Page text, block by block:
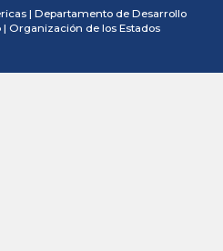
| Departamento de Desarrollo
Organización de los Estados